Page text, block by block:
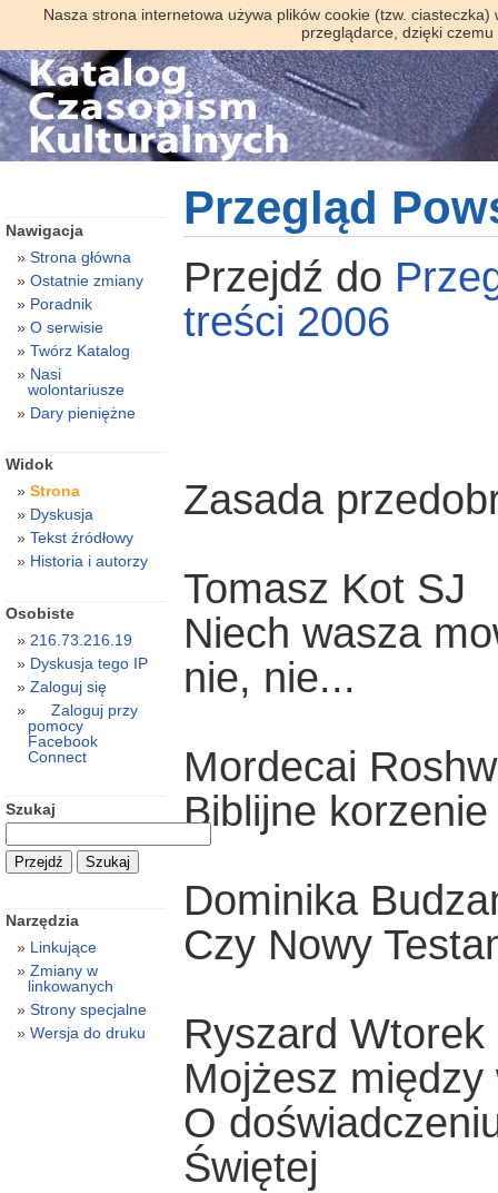
Nasza strona internetowa używa plików cookie (tzw.
przeglądarce, dzięki
Przegląd
Przejdź do
treści 2006
Zasada
Tomasz Kot SJ
Niech wasza
nie, nie...
Mordecai
Biblijne
Dominika
Czy Nowy
Ryszard Wtorek
Mojżesz
O
Świętej
Nawigacja
Strona główna
Ostatnie zmiany
Poradnik
O serwisie
Twórz Katalog
Nasi
wolontariusze
Dary pieniężne
Widok
Strona
Dyskusja
Tekst źródłowy
Historia i autorzy
Osobiste
216.73.216.19
Dyskusja tego IP
Zaloguj się
Zaloguj przy
pomocy
Facebook
Connect
Szukaj
Narzędzia
Linkujące
Zmiany w
linkowanych
Strony specjalne
Wersja do druku